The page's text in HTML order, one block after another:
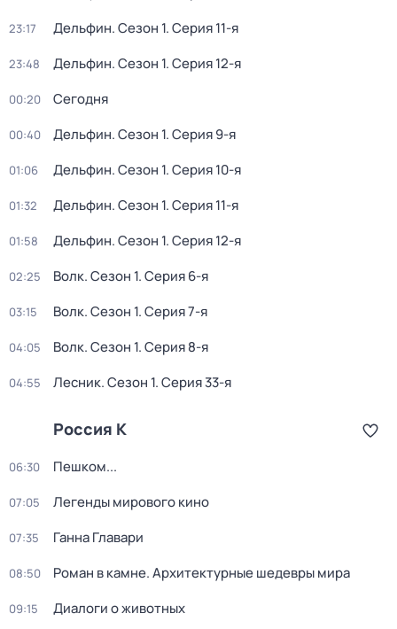
23:17 Дельфин. Сезон 1. Серия 11-я
23:48 Дельфин. Сезон 1. Серия 12-я
00:20 Сегодня
00:40 Дельфин. Сезон 1. Серия 9-я
01:06 Дельфин. Сезон 1. Серия 10-я
01:32 Дельфин. Сезон 1. Серия 11-я
01:58 Дельфин. Сезон 1. Серия 12-я
02:25 Волк. Сезон 1. Серия 6-я
03:15 Волк. Сезон 1. Серия 7-я
04:05 Волк. Сезон 1. Серия 8-я
04:55 Лесник. Сезон 1. Серия 33-я
Россия К
06:30 Пешком...
07:05 Легенды мирового кино
07:35 Ганна Главари
08:50 Роман в камне. Архитектурные шедевры мира
09:15 Диалоги о животных